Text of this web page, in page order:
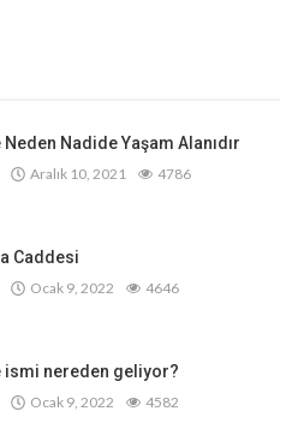
Nadide Yaşam Alanıdır
Aralık 10, 2021 4786
Caddesi
Ocak 9, 2022 4646
ismi nereden geliyor?
Ocak 9, 2022 4582